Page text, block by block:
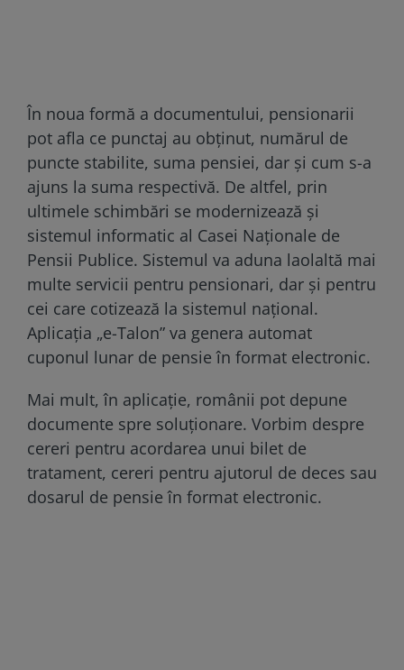
În noua formă a documentului, pensionarii
pot afla ce punctaj au obținut, numărul de
puncte stabilite, suma pensiei, dar și cum s-a
ajuns la suma respectivă. De altfel, prin
ultimele schimbări se modernizează şi
sistemul informatic al Casei Naționale de
Pensii Publice. Sistemul va aduna laolaltă mai
multe servicii pentru pensionari, dar și pentru
cei care cotizează la sistemul național.
Aplicația „e-Talon” va genera automat
cuponul lunar de pensie în format electronic.
Mai mult, în aplicație, românii pot depune
documente spre soluționare. Vorbim despre
cereri pentru acordarea unui bilet de
tratament, cereri pentru ajutorul de deces sau
dosarul de pensie în format electronic.